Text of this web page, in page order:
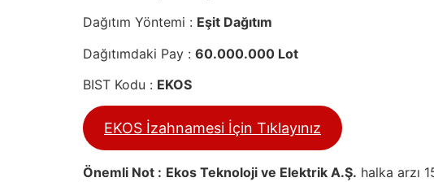
Dağıtım Yöntemi : Eşit Dağıtım
Dağıtımdaki Pay : 60.000.000 Lot
BIST Kodu : EKOS
EKOS İzahnamesi İçin Tıklayınız
Önemli Not : Ekos Teknoloji ve Elektrik A.Ş. halka arzı